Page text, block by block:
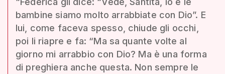
bambine siamo molto arrabbiate con Dio”. E
lui, come faceva spesso, chiude gli occhi,
poi li riapre e fa: “Ma sa quante volte al
giorno mi arrabbio con Dio? Ma è una forma
di preghiera anche questa. Non sempre le